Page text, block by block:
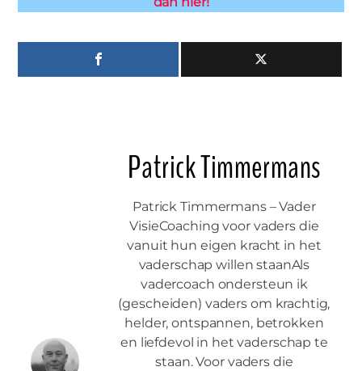
Patrick Timmermans
Patrick Timmermans – Vader
VisieCoaching voor vaders die
vanuit hun eigen kracht in het
vaderschap willen staanAls
vadercoach ondersteun ik
(gescheiden) vaders om krachtig,
helder, ontspannen, betrokken
en liefdevol in het vaderschap te
staan. Voor vaders die